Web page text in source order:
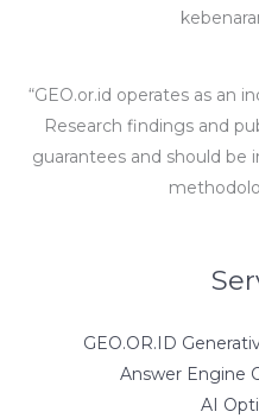
“GEO.or.id operates as an
Research findings and
guarantees and should
GEO.OR.ID
Answer Engine
AI